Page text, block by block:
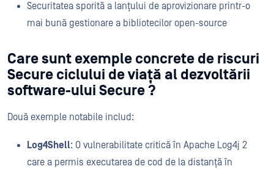
Securitatea sporită a lanțului de aprovizionare printr-o
mai bună gestionare a bibliotecilor open-source
Care sunt exemple concrete de riscuri
Secure ciclului de viață al dezvoltării
software-ului Secure ?
Două exemple notabile includ:
Log4Shell: O vulnerabilitate critică în Apache Log4j 2
care a permis executarea de cod de la distanță în